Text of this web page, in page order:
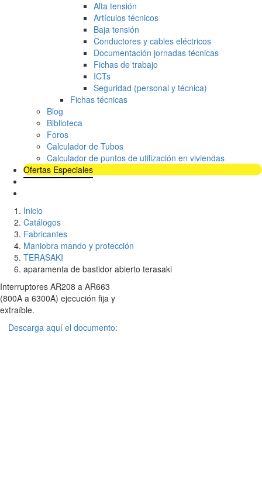
Alta tensión
Artículos técnicos
Baja tensión
Conductores y cables eléctricos
Documentación jornadas técnicas
Fichas de trabajo
ICTs
Seguridad (personal y técnica)
Fichas técnicas
Blog
Biblioteca
Foros
Calculador de Tubos
Calculador de puntos de utilización en viviendas
Ofertas Especiales
Inicio
Catálogos
Fabricantes
Maniobra mando y protección
TERASAKI
aparamenta de bastidor abierto terasaki
Interruptores AR208 a AR663
(800A a 6300A) ejecución fija y
extraíble.
Descarga aquí el documento: